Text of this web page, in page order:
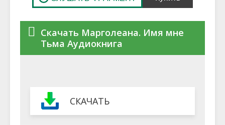
Скачать Марголеана. Имя мне
Тьма Аудиокнига
СКАЧАТЬ